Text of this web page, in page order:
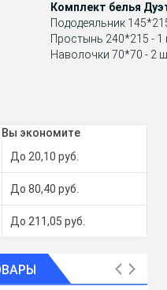
Комплект белья
Пододеяльник
Простынь 240*215 - 1
Наволочки 70*70 - 2
Вы экономите
До 20,10 руб.
До 80,40 руб.
До 211,05 руб.